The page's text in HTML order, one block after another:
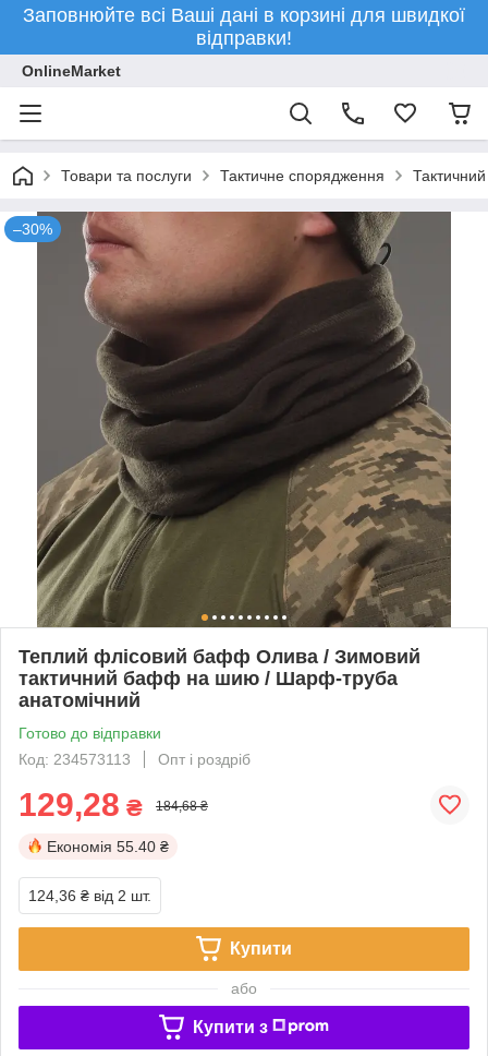
Заповнюйте всі Ваші дані в корзині для швидкої
відправки!
OnlineMarket
Товари та послуги Тактичне спорядження
–30%
Теплий флісовий бафф Олива / Зимовий
тактичний бафф на шию / Шарф-труба
анатомічний
Готово до відправки
Код: 234573113
Опт і роздріб
129,28 ₴ 184,68 ₴
Економія 55.40 ₴
124,36 ₴ від 2 шт.
Купити
або
Купити з